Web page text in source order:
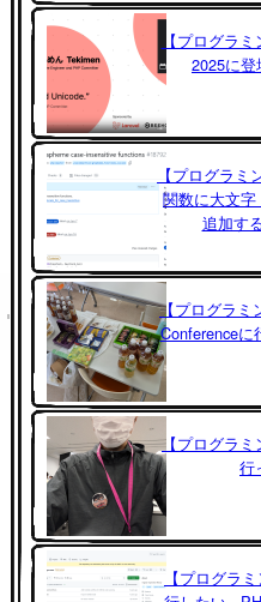
【プログラ
2025に
【プログラ
関数に大文
追加す
【プログラミ
Conferenceに
【プログラミ
行
【プログラ